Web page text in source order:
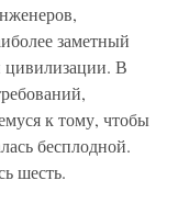
заметный
цивилизации. В
к тому, чтобы
бесплодной.
шесть.